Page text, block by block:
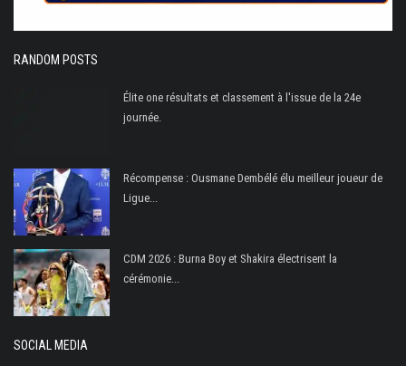
RANDOM POSTS
Élite one résultats et classement à l'issue de la 24e
journée.
Récompense : Ousmane Dembélé élu meilleur joueur de
Ligue...
CDM 2026 : Burna Boy et Shakira électrisent la
cérémonie...
SOCIAL MEDIA